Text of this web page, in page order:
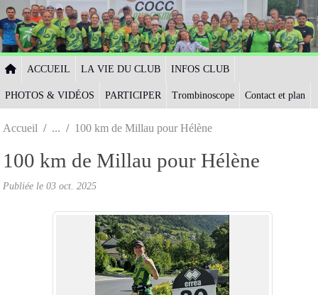
ACCUEIL LA VIE DU CLUB INFOS CLUB
PHOTOS & VIDÉOS PARTICIPER Trombinoscope Contact et plan
Accueil 100 km de Millau pour Hélène
100 km de Millau pour Hélène
Publiée le 03 oct. 2025
Panneau de gestion des cookies